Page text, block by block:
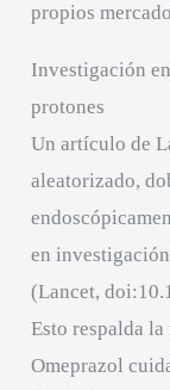
propios
Investigación
protones
Un artículo de
aleatorizado,
en
(Lancet,
Esto respalda
Omeprazol